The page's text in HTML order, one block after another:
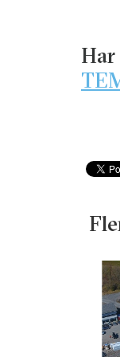
Har